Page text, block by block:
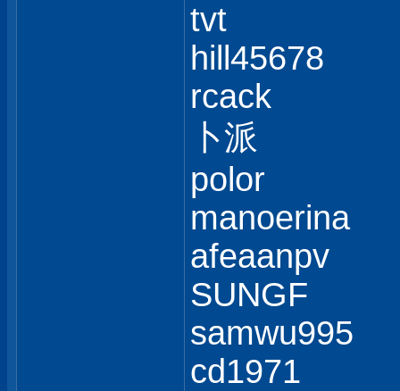
tvt
hill45678
rcack
卜派
polor
manoerina
afeaanpv
SUNGF
samwu995
cd1971